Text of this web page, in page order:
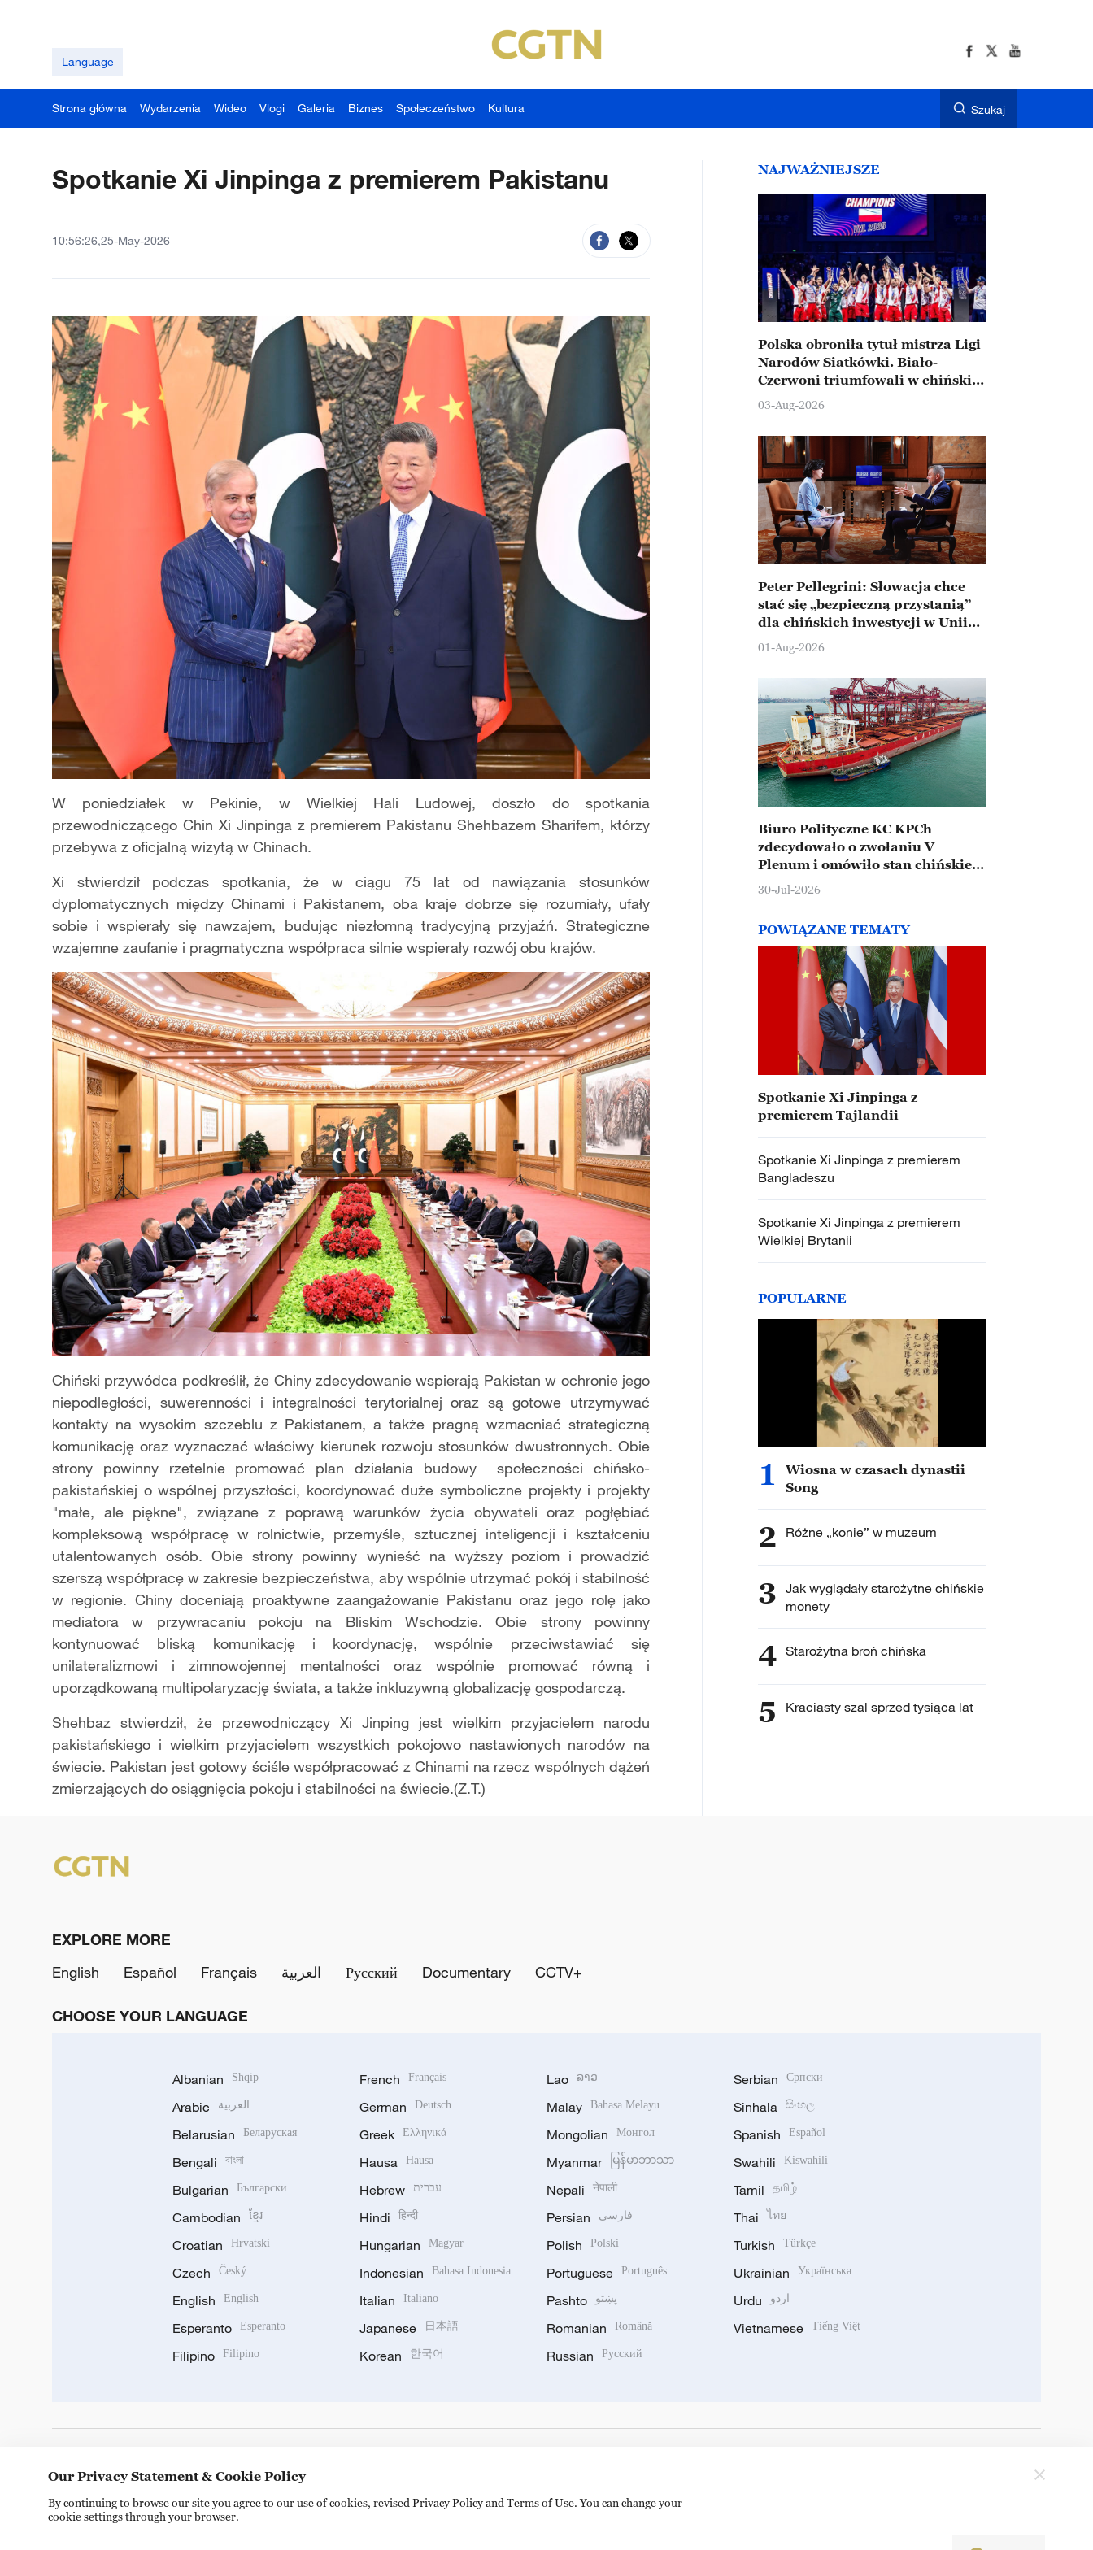
Language
Strona główna Wydarzenia Wideo Vlogi Galeria Biznes Społeczeństwo Kultura Szukaj
Spotkanie Xi Jinpinga z premierem Pakistanu
10:56:26,25-May-2026
W poniedziałek w Pekinie, w Wielkiej Hali Ludowej, doszło do spotkania
przewodniczącego Chin Xi Jinpinga z premierem Pakistanu Shehbazem Sharifem, którzy
przebywa z oficjalną wizytą w Chinach.
Xi stwierdził podczas spotkania, że w ciągu 75 lat od nawiązania stosunków
dyplomatycznych między Chinami i Pakistanem, oba kraje dobrze się rozumiały, ufały
sobie i wspierały się nawzajem, budując niezłomną tradycyjną przyjaźń. Strategiczne
wzajemne zaufanie i pragmatyczna współpraca silnie wspierały rozwój obu krajów.
Chiński przywódca podkreślił, że Chiny zdecydowanie wspierają Pakistan w ochronie jego
niepodległości, suwerenności i integralności terytorialnej oraz są gotowe utrzymywać
kontakty na wysokim szczeblu z Pakistanem, a także pragną wzmacniać strategiczną
komunikację oraz wyznaczać właściwy kierunek rozwoju stosunków dwustronnych. Obie
strony powinny rzetelnie promować plan działania budowy społeczności chińsko-
pakistańskiej o wspólnej przyszłości, koordynować duże symboliczne projekty i projekty
"małe, ale piękne", związane z poprawą warunków życia obywateli oraz pogłębiać
kompleksową współpracę w rolnictwie, przemyśle, sztucznej inteligencji i kształceniu
utalentowanych osób. Obie strony powinny wynieść na wyższy poziom i prowadzić
szerszą współpracę w zakresie bezpieczeństwa, aby wspólnie utrzymać pokój i stabilność
w regionie. Chiny doceniają proaktywne zaangażowanie Pakistanu oraz jego rolę jako
mediatora w przywracaniu pokoju na Bliskim Wschodzie. Obie strony powinny
kontynuować bliską komunikację i koordynację, wspólnie przeciwstawiać się
unilateralizmowi i zimnowojennej mentalności oraz wspólnie promować równą i
uporządkowaną multipolaryzację świata, a także inkluzywną globalizację gospodarczą.
Shehbaz stwierdził, że przewodniczący Xi Jinping jest wielkim przyjacielem narodu
pakistańskiego i wielkim przyjacielem wszystkich pokojowo nastawionych narodów na
świecie. Pakistan jest gotowy ściśle współpracować z Chinami na rzecz wspólnych dążeń
zmierzających do osiągnięcia pokoju i stabilności na świecie.(Z.T.)
NAJWAŻNIEJSZE
Polska obroniła tytuł mistrza Ligi
Narodów Siatkówki. Biało-
Czerwoni triumfowali w chińskim
Ningbo
03-Aug-2026
Peter Pellegrini: Słowacja chce
stać się „bezpieczną przystanią”
dla chińskich inwestycji w Unii
Europejskiej
01-Aug-2026
Biuro Polityczne KC KPCh
zdecydowało o zwołaniu V
Plenum i omówiło stan chińskiej
gospodarki
30-Jul-2026
POWIĄZANE TEMATY
Spotkanie Xi Jinpinga z
premierem Tajlandii
Spotkanie Xi Jinpinga z premierem
Bangladeszu
Spotkanie Xi Jinpinga z premierem
Wielkiej Brytanii
POPULARNE
1
Wiosna w czasach dynastii
Song
2 Różne „konie” w muzeum
3 Jak wyglądały starożytne chińskie
monety
4 Starożytna broń chińska
5 Kraciasty szal sprzed tysiąca lat
EXPLORE MORE
English
Español Français العربية Русский Documentary CCTV+
CHOOSE YOUR LANGUAGE
Albanian Shqip
Arabic العربية
Belarusian Беларуская
Bengali বাংলা
Bulgarian Български
Cambodian ខ្មែរ
Croatian Hrvatski
Czech Český
English English
Esperanto Esperanto
Filipino Filipino
French Français
German Deutsch
Greek Ελληνικά
Hausa Hausa
Hebrew עברית
Hindi हिन्दी
Hungarian Magyar
Indonesian Bahasa Indonesia
Italian Italiano
Japanese 日本語
Korean 한국어
Lao ລາວ
Malay Bahasa Melayu
Mongolian Монгол
Myanmar မြန်မာဘာသာ
Nepali नेपाली
Persian فارسی
Polish Polski
Portuguese Português
Pashto پښتو
Romanian Română
Russian Русский
Serbian Српски
Sinhala සිංහල
Spanish Español
Swahili Kiswahili
Tamil தமிழ்
Thai ไทย
Turkish Türkçe
Ukrainian Українська
Urdu اردو
Vietnamese Tiếng Việt
Our Privacy Statement & Cookie Policy
By continuing to browse our site you agree to our use of cookies, revised Privacy Policy and Terms of Use. You can change your
cookie settings through your browser.